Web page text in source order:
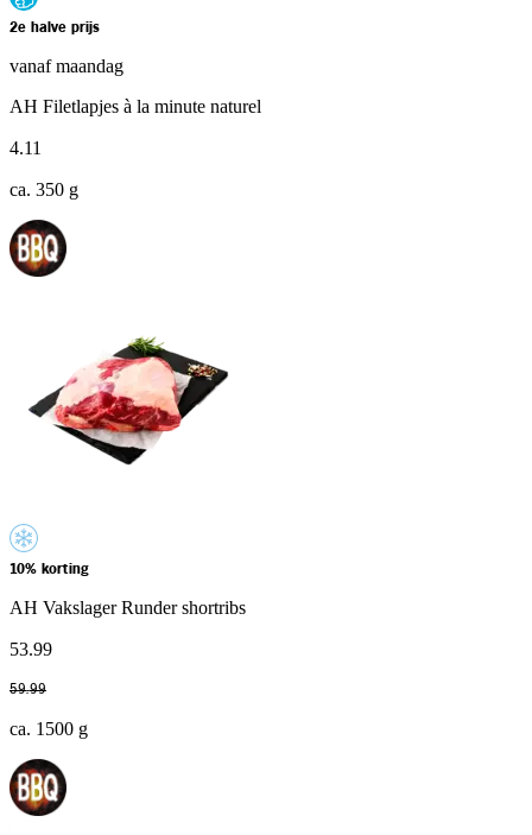
2e halve prijs
vanaf maandag
AH Filetlapjes à la minute naturel
4.11
ca. 350 g
10% korting
AH Vakslager Runder shortribs
53.99
59.99
ca. 1500 g